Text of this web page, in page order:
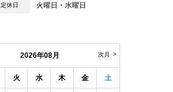
定休日 火曜日・水曜日
2026年08月 次月
火 水 木 金 土